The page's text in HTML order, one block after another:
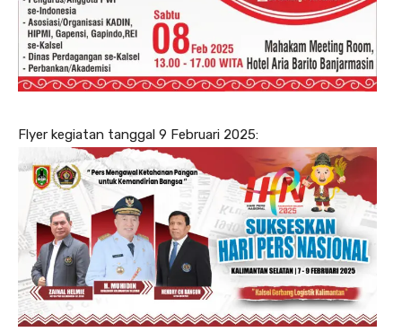
Flyer kegiatan tanggal 9 Februari 2025: